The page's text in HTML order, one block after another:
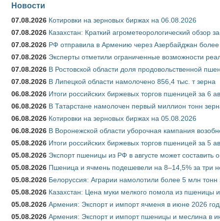
Новости
07.08.2026 Котировки на зерновых биржах на 06.08.2026
07.08.2026 Казахстан: Краткий агрометеорологический обзор
07.08.2026 РФ отправила в Армению через Азербайджан более
07.08.2026 Эксперты отметили ограниченные возможности
07.08.2026 В Ростовской области доля продовольственной
07.08.2026 В Липецкой области намолочено 856,4 тыс. т зерна
06.08.2026 Итоги российских биржевых торгов пшеницей за 6
06.08.2026 В Татарстане намолочен первый миллион тонн
06.08.2026 Котировки на зерновых биржах на 05.08.2026
06.08.2026 В Воронежской области уборочная кампания
05.08.2026 Итоги российских биржевых торгов пшеницей за 5
05.08.2026 Экспорт пшеницы из РФ в августе может составить
05.08.2026 Пшеница и ячмень подешевели на 8–14,5% за три
05.08.2026 Белоруссия: Аграрии намолотили более 5 млн тонн
05.08.2026 Казахстан: Цена муки мелкого помола из пшеницы
05.08.2026 Армения: Экспорт и импорт ячменя в июне 2026
05.08.2026 Армения: Экспорт и импорт пшеницы и меслина в